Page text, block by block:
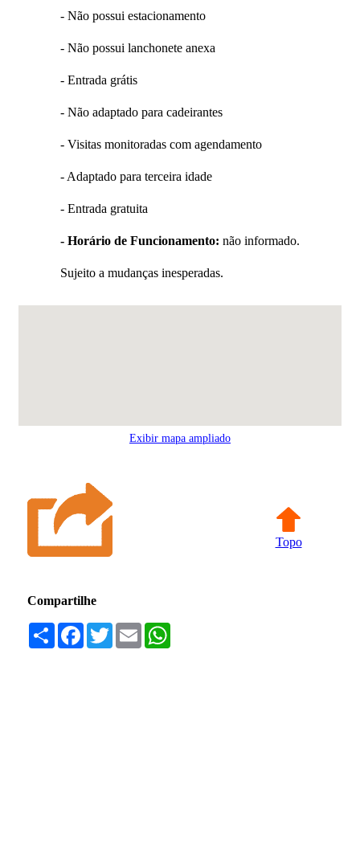
- Não possui estacionamento
- Não possui lanchonete anexa
- Entrada grátis
- Não adaptado para cadeirantes
- Visitas monitoradas com agendamento
- Adaptado para terceira idade
- Entrada gratuita
- Horário de Funcionamento: não informado.
Sujeito a mudanças inesperadas.
Exibir mapa ampliado
Topo
Compartilhe
Compartilhar
Facebook
TwitterEmail